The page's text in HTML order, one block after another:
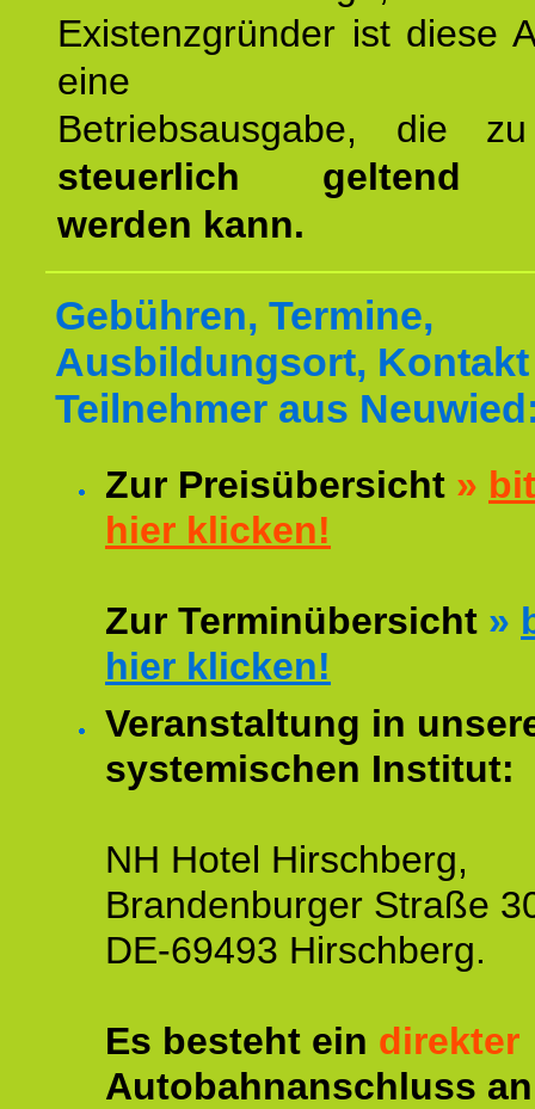
Existenzgründer ist diese
eine
Betriebsausgabe, die
steuerlich geltend
werden kann.
Gebühren, Termine,
Ausbildungsort,
Teilnehmer aus
Zur Preisübersicht »
hier klicken!
Zur Terminübersicht »
hier klicken!
Veranstaltung in
systemischen Institut:
NH Hotel Hirschberg,
Brandenburger Straße
DE-69493 Hirschberg.
Es besteht ein direkter
Autobahnanschluss